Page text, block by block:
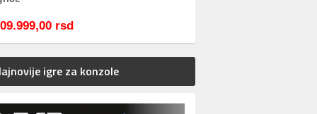
rsd
igre za konzole